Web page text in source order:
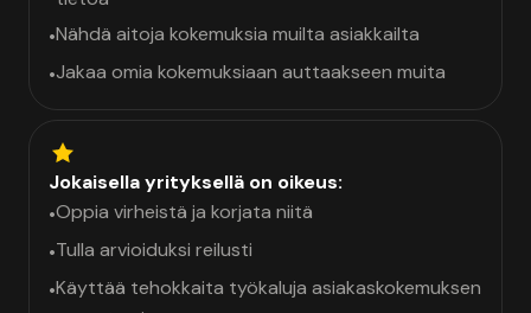
•Nähdä aitoja kokemuksia muilta asiakkailta
•Jakaa omia kokemuksiaan auttaakseen muita
Jokaisella yrityksellä on oikeus:
•Oppia virheistä ja korjata niitä
•Tulla arvioiduksi reilusti
•Käyttää tehokkaita työkaluja asiakaskokemuksen